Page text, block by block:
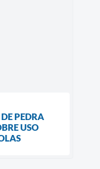
PEDRA
USO